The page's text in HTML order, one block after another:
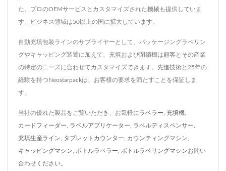
た、プロのOEMサービスとカスタマイズされた機械も提供していま
す。ビジネス領域は50以上の国に拡大しています。
自動充填包装ラインのサプライヤーとして、パッケージングラベリン
グやキャッピング装置に加えて、充填および閉鎖機は顧客とその産業
の特定のニーズに合わせてカスタマイズできます。先進技術と25年の
経験を持つNeostarpackは、お客様の要求を満たすことを保証しま
す。
当社の優れた製品をご覧いただき、お気軽にラベラー 充填機
カードフィーダー ラベルアプリケーター ラベルディスペンサー
充填生産ライン タブレットカウンター カウンティングマシン
キャッピングマシン ボトルラベラー ボトルラベリングマシンお問い
合わせ ください。